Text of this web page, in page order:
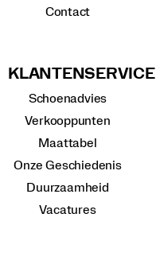
Contact
KLANTENSERVICE
Schoenadvies
Verkooppunten
Maattabel
Onze Geschiedenis
Duurzaamheid
Vacatures